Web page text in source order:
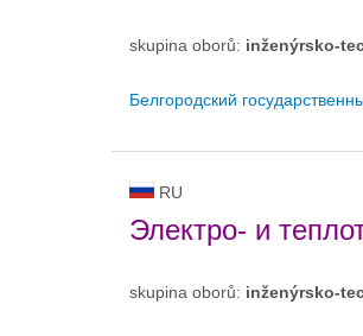
skupina oborů: inženýrsko-
Белгородский
RU
Электро- и
skupina oborů: inženýrsko-